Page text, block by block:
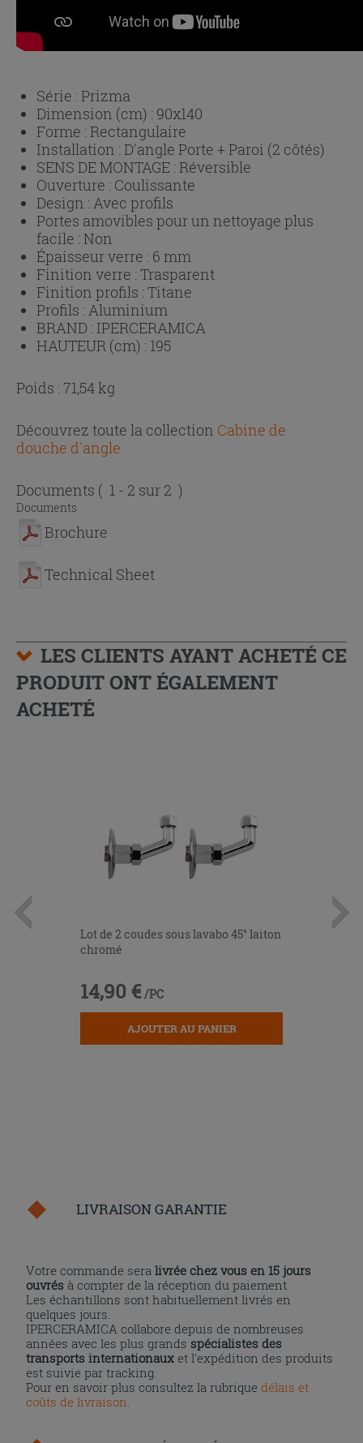
Série :Prizma
Dimension (cm) : 90x140
Forme :Rectangulaire
Installation :D'angle Porte + Paroi (2 côtés)
SENS DE MONTAGE :Réversible
Ouverture : Coulissante
Design : Avec profils
Portes amovibles pour un nettoyage plus
facile :Non
Épaisseur verre : 6 mm
Finition verre :Trasparent
Finition profils :Titane
Profils : Aluminium
BRAND : IPERCERAMICA
HAUTEUR (cm) : 195
Poids : 71,54 kg
Découvrez toute la collection Cabine de
douche d'angle
Documents ( 1 - 2 sur 2 )
Documents
Brochure
Technical Sheet
LES CLIENTS AYANT ACHETÉ CE
PRODUIT ONT ÉGALEMENT
ACHETÉ
Lot de 2 coudes sous lavabo 45° laiton
chromé
14,90 € /PC
AJOUTER AU PANIER
LIVRAISON GARANTIE
Votre commande seralivrée chez vous en 15 jours
ouvrés à compter de la réception du paiement.
Les échantillons sont habituellement livrés en
quelques jours.
IPERCERAMICA collabore depuis de nombreuses
années avec les plus grands spécialistes des
transports internationaux et l'expédition des produits
est suivie par tracking.
Pour en savoir plus consultez la rubriquedélais et
coûts de livraison